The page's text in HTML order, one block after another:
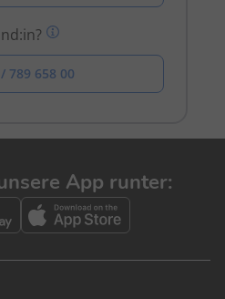
789 658 00
App runter: